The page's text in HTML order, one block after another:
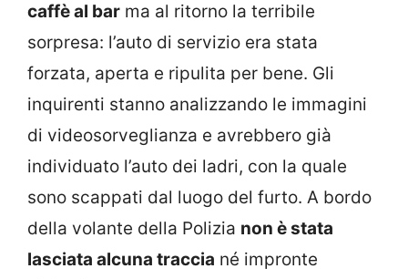
caffè al bar ma al ritorno la terribile
sorpresa: l’auto di servizio era stata
forzata, aperta e ripulita per bene. Gli
inquirenti stanno analizzando le immagini
di videosorveglianza e avrebbero già
individuato l’auto dei ladri, con la quale
sono scappati dal luogo del furto. A bordo
della volante della Polizia non è stata
lasciata alcuna traccia né impronte